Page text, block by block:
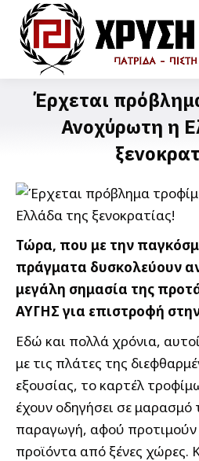
Έρχεται
Ανοχύρωτη η
Τώρα, που με την
πράγματα δυσκολεύουν
μεγάλη σημασία της
ΑΥΓΗΣ για επιστροφή
Εδώ και πολλά χρόνια,
με τις πλάτες της
εξουσίας, το καρτέλ
έχουν οδηγήσει σε μαρασμό
παραγωγή, αφού
προϊόντα από ξένες χώρες.